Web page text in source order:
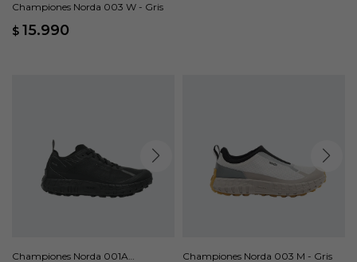
Championes Norda 003 W - Gris
$ 15.990
Championes Norda 001A
Championes Norda 003 M - Gris